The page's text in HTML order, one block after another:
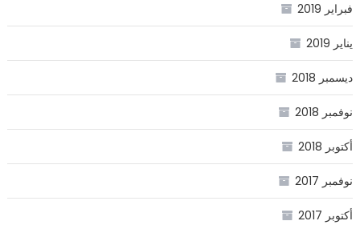
فبراير 2019
يناير 2019
ديسمبر 2018
نوفمبر 2018
أكتوبر 2018
نوفمبر 2017
أكتوبر 2017